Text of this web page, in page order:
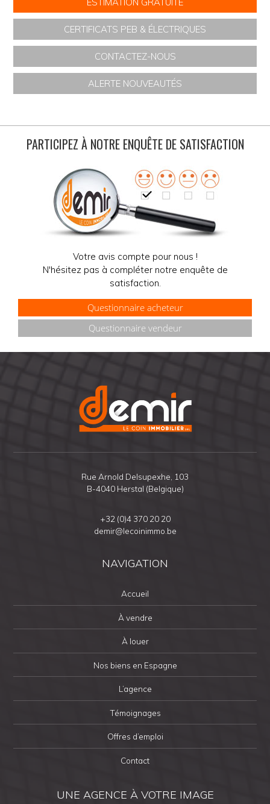
CERTIFICATS PEB & ÉLECTRIQUES
CONTACTEZ-NOUS
ALERTE NOUVEAUTÉS
PARTICIPEZ À NOTRE ENQUÊTE DE SATISFACTION
Votre avis compte pour nous !
N'hésitez pas à compléter notre enquête de
satisfaction.
Questionnaire acheteur
Questionnaire vendeur
Rue Arnold Delsupexhe, 103
B-4040 Herstal (Belgique)
+32 (0)4 370 20 20
demir@lecoinimmo.be
NAVIGATION
Accueil
À vendre
À louer
Nos biens en Espagne
L’agence
Témoignages
Offres d’emploi
Contact
UNE AGENCE À VOTRE IMAGE